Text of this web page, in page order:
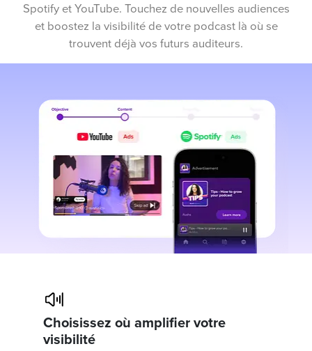
Spotify et YouTube. Touchez de nouvelles audiences
et boostez la visibilité de votre podcast là où se
trouvent déjà vos futurs auditeurs.
Choisissez où amplifier votre
visibilité